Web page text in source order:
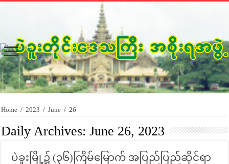
Home / 2023 / June / 26
Daily Archives:June 26, 2023
ပဲခူးမြို့၌ (၃၆)ကြိမ်မြောက် အပြည်ပြည်ဆိုင်ရာ